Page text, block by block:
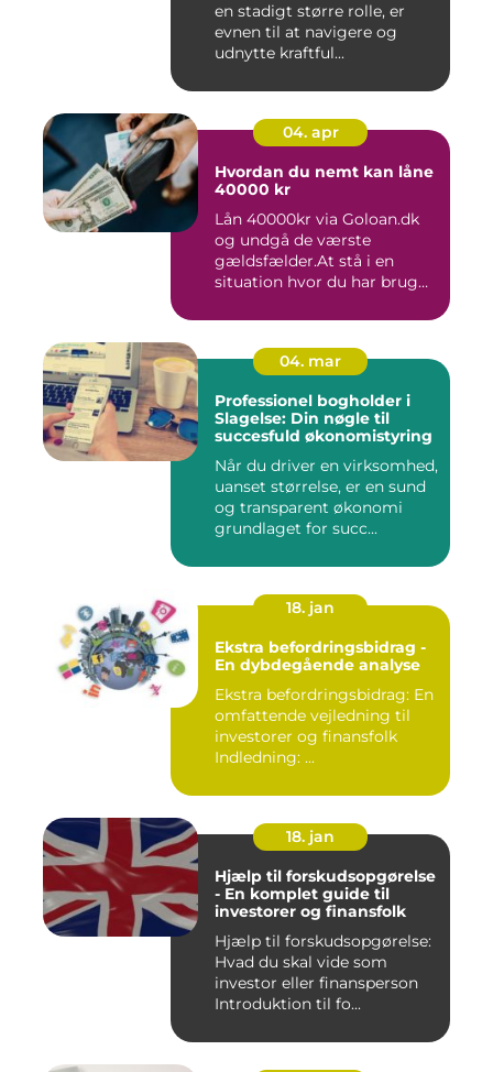
en stadigt større rolle, er
evnen til at navigere og
udnytte kraftful...
04. apr
Hvordan du nemt kan låne
40000 kr
Lån 40000kr via Goloan.dk
og undgå de værste
gældsfælder.At stå i en
situation hvor du har brug
04. mar
Professionel bogholder i
Slagelse: Din nøgle til
succesfuld økonomistyring
Når du driver en virksomhed,
uanset størrelse, er en sund
og transparent økonomi
grundlaget for succ...
18. jan
Ekstra befordringsbidrag -
En dybdegående analyse
Ekstra befordringsbidrag: En
omfattende vejledning til
investorer og finansfolk
Indledning: ...
18. jan
Hjælp til forskudsopgørelse
- En komplet guide til
investorer og finansfolk
Hjælp til forskudsopgørelse:
Hvad du skal vide som
investor eller finansperson
Introduktion til fo...